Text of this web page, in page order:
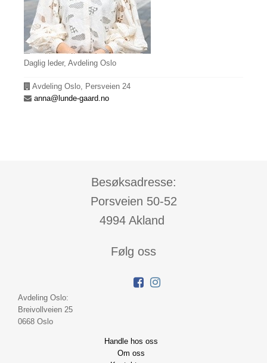
Daglig leder, Avdeling Oslo
Avdeling
Avdeling Oslo, Persveien 24
E-
anna@lunde-gaard.no
Besøksadresse:
Porsveien 50-52
4994 Akland
Følg oss
Avdeling Oslo:
Breivollveien 25
0668 Oslo
Handle hos oss
Om oss